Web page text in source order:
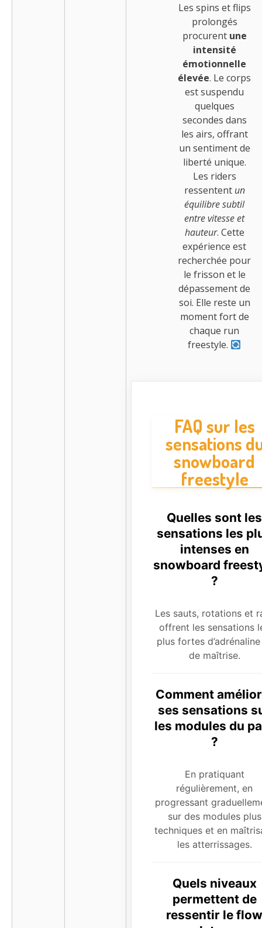
Les spins et flips
prolongés
procurent une
intensité
émotionnelle
élevée. Le corps
est suspendu
quelques
secondes dans
les airs, offrant
un sentiment de
liberté unique.
Les riders
ressentent un
équilibre subtil
entre vitesse et
hauteur. Cette
expérience est
recherchée pour
le frisson et le
dépassement de
soi. Elle reste un
moment fort de
chaque run
freestyle.
FAQ sur les
sensations
snowboard
freestyle
Quelles sont les
sensations les
intenses en
snowboard
?
Les sauts, rotations et
offrent les sensations
plus fortes
de maîtrise.
Comment
ses sensations
les modules du
?
En pratiquant
régulièrement, en
progressant
sur des modules plus
techniques et en
les atterrissages.
Quels niveaux
permettent de
ressentir le flow